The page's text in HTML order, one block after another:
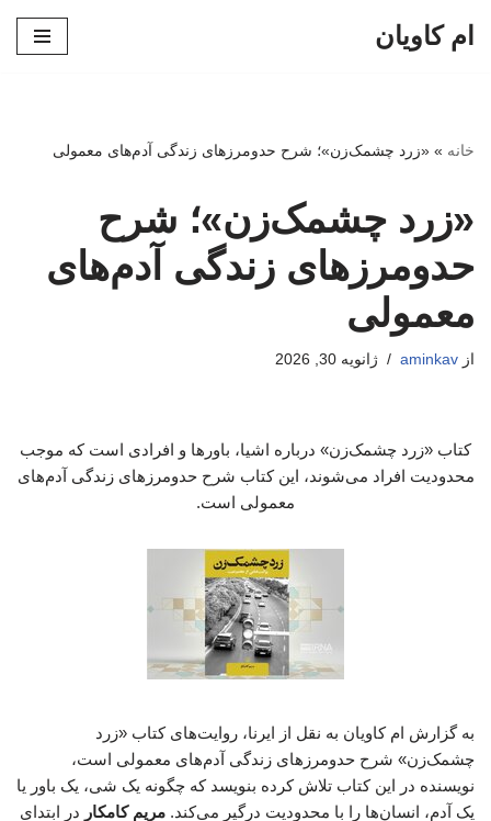
ام کاویان
خانه » «زرد چشمک‌زن»؛ شرح حدومرزهای زندگی آدم‌های معمولی
«زرد چشمک‌زن»؛ شرح
حدومرزهای زندگی آدم‌های
معمولی
از aminkav ژانویه 30, 2026
کتاب «زرد چشمک‌زن» درباره اشیا، باورها و افرادی است که موجب
محدودیت افراد می‌شوند، این کتاب شرح حدومرزهای زندگی آدم‌های
معمولی است.
به گزارش ام کاویان به نقل از ایرنا، روایت‌های کتاب «زرد
چشمک‌زن» شرح حدومرزهای زندگی آدم‌های معمولی است،
نویسنده در این کتاب تلاش کرده بنویسد که چگونه یک شی، یک باور یا
یک آدم، انسان‌ها را با محدودیت درگیر می‌کند. مریم کامکار در ابتدای